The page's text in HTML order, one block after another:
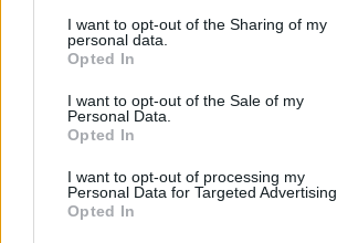
I want to opt-out of the Sharing of my
personal data.
Opted In
I want to opt-out of the Sale of my
Personal Data.
Opted In
I want to opt-out of processing my
Personal Data for Targeted Advertising.
Opted In